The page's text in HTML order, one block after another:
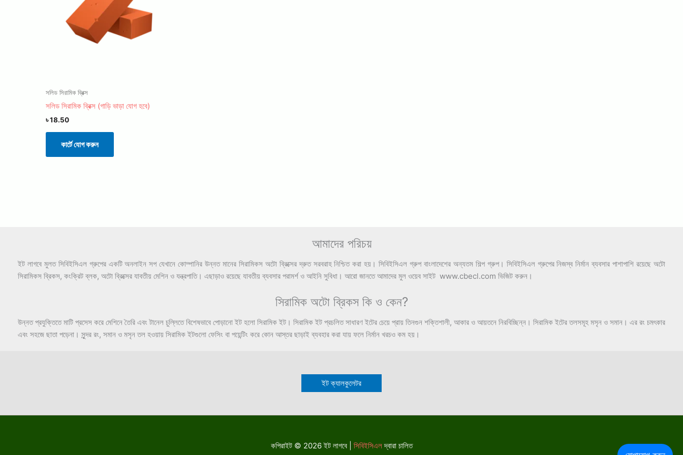
সলিড সিরামিক ব্রিক্স
সলিড সিরামিক ব্রিক্স (গাড়ি ভাড়া যোগ হবে)
৳18.50
কার্টে যোগ করুন
আমাদের পরিচয়
ইট লাগবে মুলত সিবিইসিএল গ্রুপের একটি অনলাইন সপ যেখানে কোম্পানির উন্নত মানের সিরামিকস অটো ব্রিক্সের দ্রুত সরবরাহ নিশ্চিত করা হয়। সিবিইসিএল গ্রুপ বাংলাদেশের অন্যতম শিল্প গ্রুপ। সিবিইসিএল গ্রুপের নিজস্ব নির্মান ব্যবসার পাশাপাশি রয়েছে অটো
সিরামিকস ব্রিকস, কংক্রিট ব্লক, অটো ব্রিক্সের যাবতীয় মেশিন ও যন্ত্রপাতি। এছাড়াও রয়েছে যাবতীয় ব্যবসার পরামর্শ ও আইনি সুবিধা। আরো জানতে আমাদের মুল ওয়েব সাইট www.cbecl.com ভিজিট করুন।
সিরামিক অটো ব্রিকস কি ও কেন?
উন্নত প্রযুক্তিতে মাটি প্রসেস করে মেশিনে তৈরি এবং টানেল চুল্লিতে বিশেষভাবে পোড়ানো ইট হলো সিরামিক ইট। সিরামিক ইট প্রচলিত সাধারণ ইটের চেয়ে প্রায় তিনগুন শক্তিশালী, আকার ও আয়তনে নিরবিচ্ছিন্ন। সিরামিক ইটের তলসমূহ মসৃন ও সমান। এর রং চমৎকার
এবং সহজে ছাতা পড়েনা। সুন্দর রং, সমান ও মসৃন তল হওয়ায় সিরামিক ইটগুলো ফেসিং বা পয়েন্টিং করে কোন আস্তর ছাড়াই ব্যবহার করা যায় ফলে নির্মান খরচও কম হয়।
ইট ক্যালকুলেটর
কপিরাইট © 2026 ইট লাগবে | সিবিইসিএলদ্বারা চালিত